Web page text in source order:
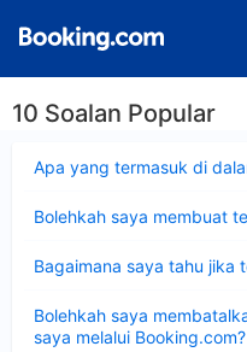
10 Soalan Popular
Apa yang termasuk di
Bolehkah saya membuat
Bagaimana saya tahu jika
Bolehkah saya
saya melalui Booking.com?